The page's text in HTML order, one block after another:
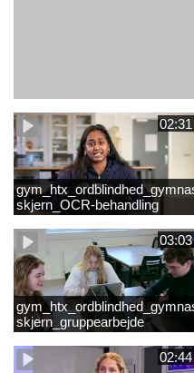
02:31
skjern_OCR-behandling
03:03
skjern_gruppearbejde
02:44